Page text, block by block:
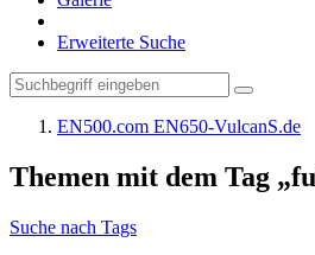
Erweiterte Suche
EN500.com EN650-VulcanS.de
Themen mit dem Tag
Suche nach Tags